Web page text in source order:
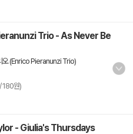
Trio - As Never Be
오 (Enrico Pieranunzi Trio)
180원)
- Giulia's Thursdays